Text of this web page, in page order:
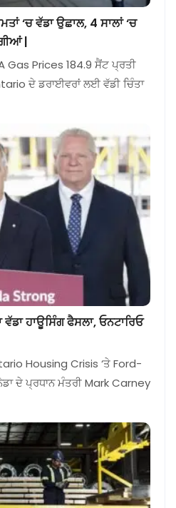
‘ਚ ਵੱਡਾ ਉਛਾਲ, 4 ਸਾਲਾਂ ‘ਚ
|
Prices 184.9 ਸੈਂਟ ਪ੍ਰਤੀ
ਦੇ ਡਰਾਈਵਰਾਂ ਲਈ ਵੱਡੀ ਚਿੰਤਾ
ਹਾਊਸਿੰਗ ਫੈਸਲਾ, ਓਨਟਾਰਿਓ
Housing Crisis ‘ਤੇ Ford-
ਦੇ ਪ੍ਰਧਾਨ ਮੰਤਰੀ Mark Carney